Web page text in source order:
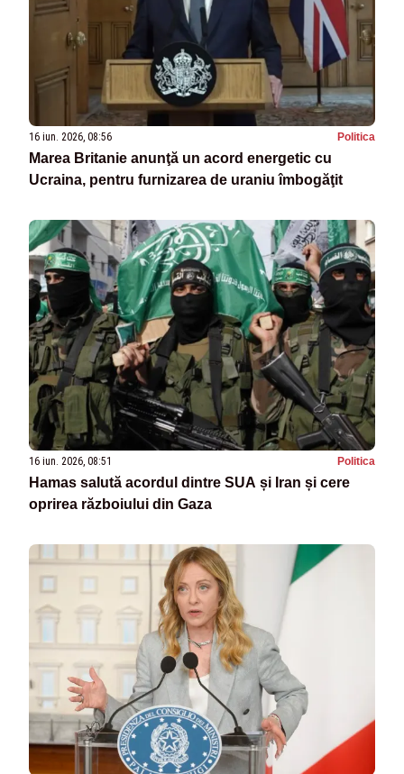
16 iun. 2026, 08:56 Politica
Marea Britanie anunţă un acord energetic cu
Ucraina, pentru furnizarea de uraniu îmbogăţit
16 iun. 2026, 08:51 Politica
Hamas salută acordul dintre SUA și Iran și cere
oprirea războiului din Gaza